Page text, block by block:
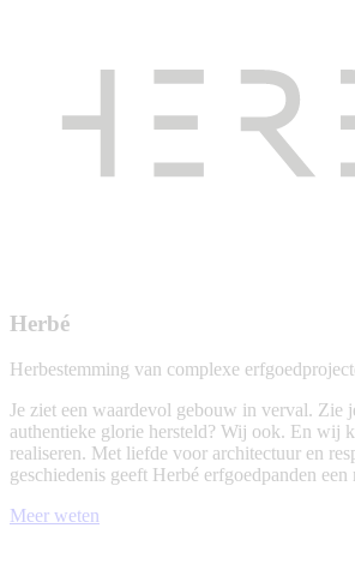
Herbé
Herbestemming van complexe
Je ziet een waardevol gebouw in verval. Zie
authentieke glorie hersteld? Wij ook. En wij
realiseren. Met liefde voor architectuur en
geschiedenis geeft Herbé erfgoedpanden
Meer weten